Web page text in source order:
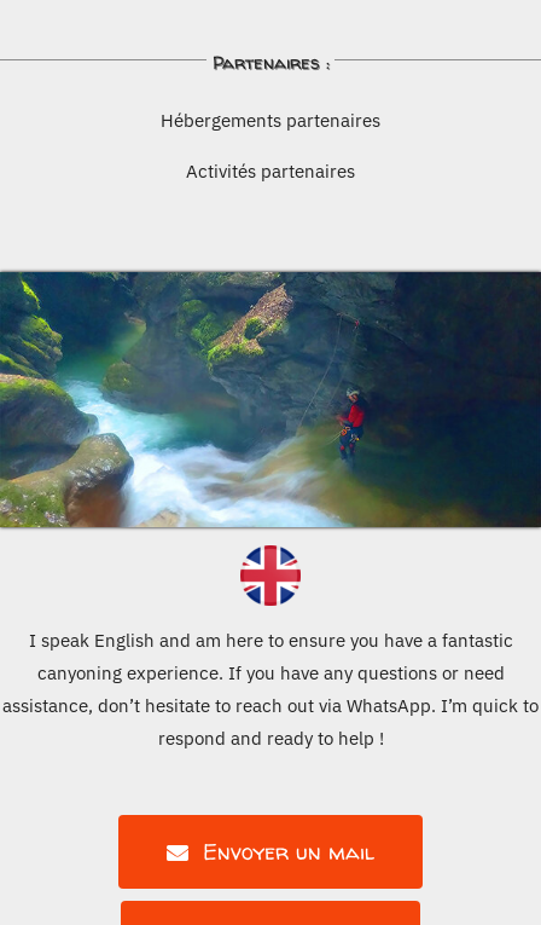
Partenaires :
Hébergements partenaires
Activités partenaires
I speak English and am here to ensure you have a fantastic
canyoning experience. If you have any questions or need
assistance, don’t hesitate to reach out via WhatsApp. I’m quick to
respond and ready to help !
Envoyer un mail